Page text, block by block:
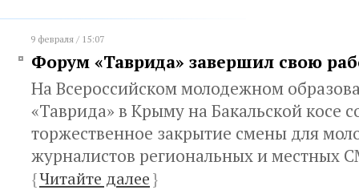
9 февраля / 15:07
Форум «Таврида» завершил свою
На Всероссийском молодежном
«Таврида» в Крыму на Бакальской косе
торжественное закрытие смены для
журналистов региональных и местных
{Читайте далее}